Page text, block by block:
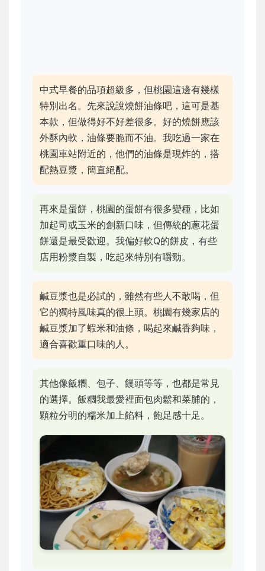
中式早餐的品項超級多，但桃園這邊有幾樣
特別出名。先來說說燒餅油條吧，這可是基
本款，但做得好不好差很多。好的燒餅應該
外酥內軟，油條要脆而不油。我吃過一家在
桃園車站附近的，他們的油條是現炸的，搭
配熱豆漿，簡直絕配。
再來是蛋餅，桃園的蛋餅有很多變種，比如
加起司或玉米的創新口味，但傳統的蔥花蛋
餅還是最受歡迎。我偏好軟Q的餅皮，有些
店用粉漿自製，吃起來特別有嚼勁。
鹹豆漿也是必試的，雖然有些人不敢喝，但
它的獨特風味真的很上頭。桃園有幾家店的
鹹豆漿加了蝦米和油條，喝起來鹹香夠味，
適合喜歡重口味的人。
其他像飯糰、包子、饅頭等等，也都是常見
的選擇。飯糰我最愛裡面包肉鬆和菜脯的，
顆粒分明的糯米加上餡料，飽足感十足。